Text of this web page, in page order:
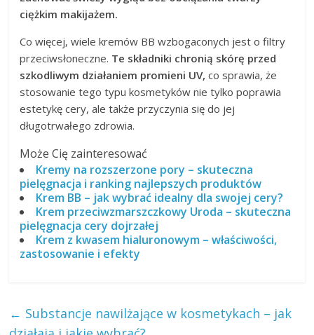
ciężkim makijażem.
Co więcej, wiele kremów BB wzbogaconych jest o filtry
przeciwsłoneczne. Te składniki chronią skórę przed
szkodliwym działaniem promieni UV, co sprawia, że
stosowanie tego typu kosmetyków nie tylko poprawia
estetykę cery, ale także przyczynia się do jej
długotrwałego zdrowia.
Może Cię zainteresować
Kremy na rozszerzone pory – skuteczna
pielęgnacja i ranking najlepszych produktów
Krem BB – jak wybrać idealny dla swojej cery?
Krem przeciwzmarszczkowy Uroda – skuteczna
pielęgnacja cery dojrzałej
Krem z kwasem hialuronowym – właściwości,
zastosowanie i efekty
← Substancje nawilżające w kosmetykach – jak